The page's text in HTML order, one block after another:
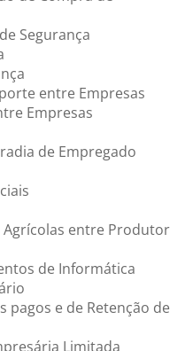
Segurança
entre Empresas
Empresas
de Empregado
entre Produtor
de Informática
pagos e de Retenção de
Limitada